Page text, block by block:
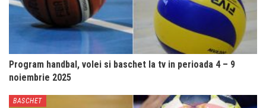
Program handbal, volei si baschet la tv in perioada 4 – 9
noiembrie 2025
BASCHET